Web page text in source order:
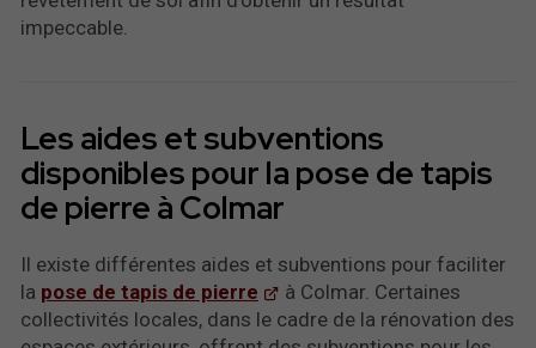
impeccable.
Les aides et subventions
disponibles pour la pose de tapis
de pierre à Colmar
Il existe différentes aides et subventions pour faciliter
la pose de tapis de pierre
à Colmar. Certaines
collectivités locales, dans le cadre de la rénovation des